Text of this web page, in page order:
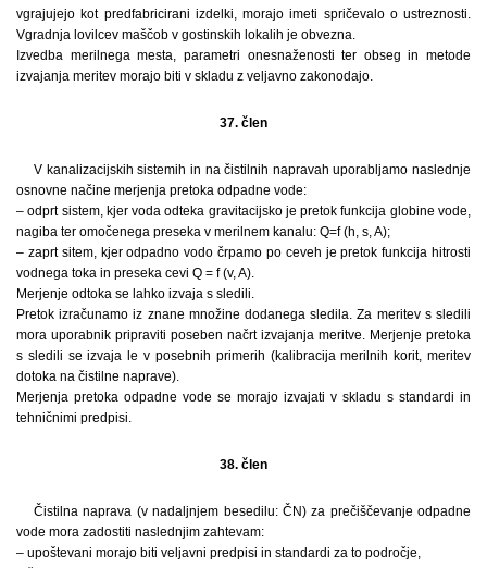
vgrajujejo kot predfabricirani izdelki, morajo imeti spričevalo o ustreznosti.
Vgradnja lovilcev maščob v gostinskih lokalih je obvezna.
Izvedba merilnega mesta, parametri onesnaženosti ter obseg in metode
izvajanja meritev morajo biti v skladu z veljavno zakonodajo.
37. člen
V kanalizacijskih sistemih in na čistilnih napravah uporabljamo naslednje
osnovne načine merjenja pretoka odpadne vode:
– odprt sistem, kjer voda odteka gravitacijsko je pretok funkcija globine vode,
nagiba ter omočenega preseka v merilnem kanalu: Q=f (h, s, A);
– zaprt sitem, kjer odpadno vodo črpamo po ceveh je pretok funkcija hitrosti
vodnega toka in preseka cevi Q = f (v, A).
Merjenje odtoka se lahko izvaja s sledili.
Pretok izračunamo iz znane množine dodanega sledila. Za meritev s sledili
mora uporabnik pripraviti poseben načrt izvajanja meritve. Merjenje pretoka
s sledili se izvaja le v posebnih primerih (kalibracija merilnih korit, meritev
dotoka na čistilne naprave).
Merjenja pretoka odpadne vode se morajo izvajati v skladu s standardi in
tehničnimi predpisi.
38. člen
Čistilna naprava (v nadaljnjem besedilu: ČN) za prečiščevanje odpadne
vode mora zadostiti naslednjim zahtevam:
– upoštevani morajo biti veljavni predpisi in standardi za to področje,